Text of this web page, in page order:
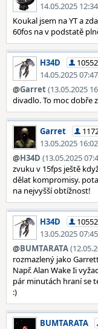
14.05.2025 12:34
Koukal jsem na YT a
60fos na v podstatě
H34D
10552
14.05.2025 07:47
@Garret(13.05.2025
divadlo. To moc dobře
Garret
13.05.2025
@H34D (13.05.2025
zvuku v 15fps ještě
dělat kompromisy.
na nejvyšší obtížnost!
H34D
10552
13.05.2025 07:45
@BUMTARATA
rozmazlený jako
Např. Alan Wake Ii
pár minutách hraní se
:)
BUMTARATA